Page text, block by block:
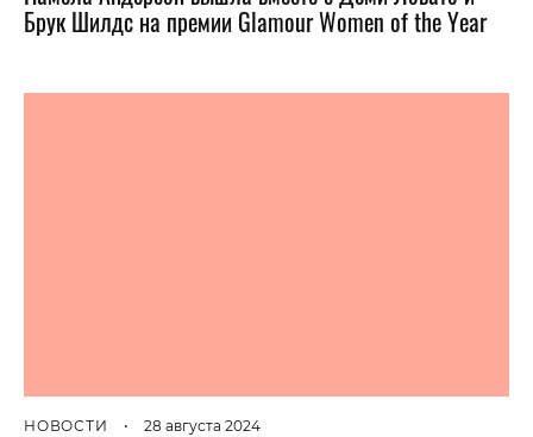
Брук Шилдс на премии Glamour Women of the Year
НОВОСТИ • 28 августа 2024